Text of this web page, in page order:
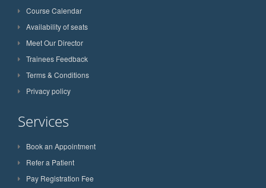
Course Calendar
Availability of seats
Meet Our Director
Trainees Feedback
Terms & Conditions
Privacy policy
Services
Book an Appointment
Refer a Patient
Pay Registration Fee